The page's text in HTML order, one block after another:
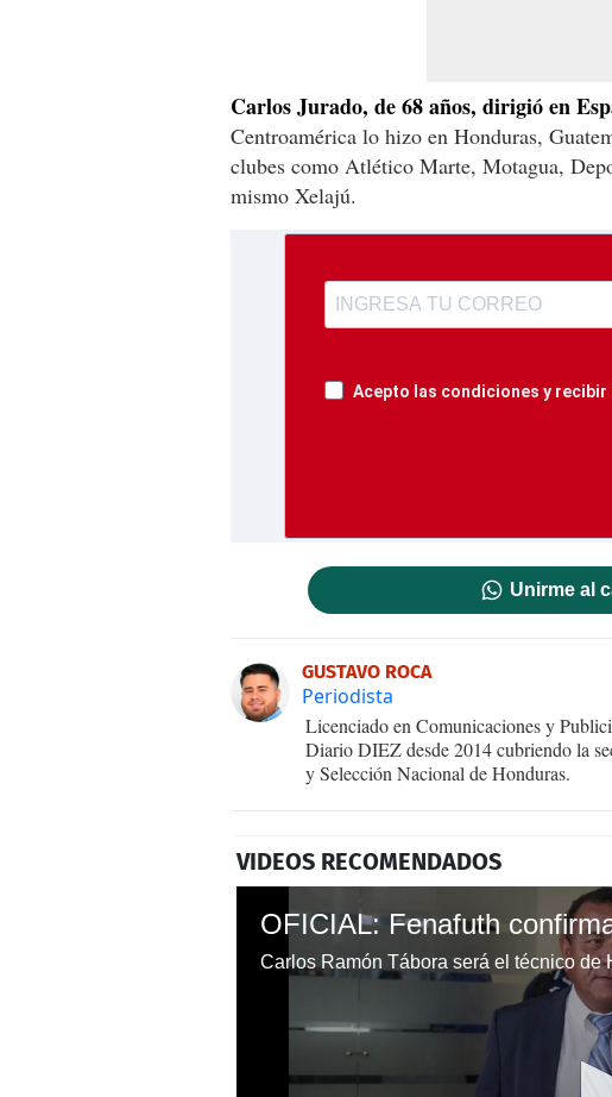
Carlos Jurado, de 68 años, dirigió en
Centroamérica lo hizo en Honduras,
clubes como Atlético Marte, Motagua,
mismo Xelajú.
Acepto las condiciones y
Unirme al
GUSTAVO ROCA
Periodista
Licenciado en Comunicaciones y
Diario DIEZ desde 2014 cubriendo la
y Selección Nacional de Honduras.
VIDEOS RECOMENDADOS